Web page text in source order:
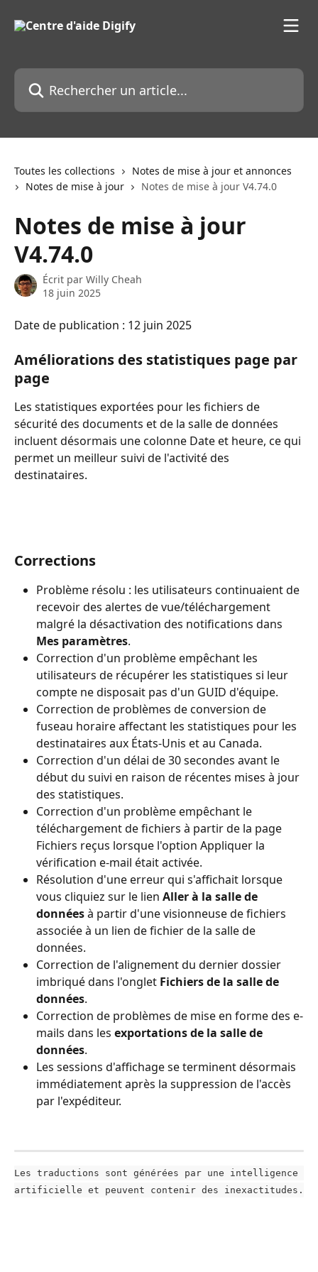
Rechercher un article...
Toutes les collections
Notes de mise à jour et annonces
Notes de mise à jour
Notes de mise à jour V4.74.0
Notes de mise à jour
V4.74.0
Écrit par Willy Cheah
18 juin 2025
Date de publication : 12 juin 2025
Améliorations des statistiques page par
page
Les statistiques exportées pour les fichiers de
sécurité des documents et de la salle de données
incluent désormais une colonne Date et heure, ce qui
permet un meilleur suivi de l'activité des
destinataires.
Corrections
Problème résolu : les utilisateurs continuaient de
recevoir des alertes de vue/téléchargement
malgré la désactivation des notifications dans
Mes paramètres.
Correction d'un problème empêchant les
utilisateurs de récupérer les statistiques si leur
compte ne disposait pas d'un GUID d'équipe.
Correction de problèmes de conversion de
fuseau horaire affectant les statistiques pour les
destinataires aux États-Unis et au Canada.
Correction d'un délai de 30 secondes avant le
début du suivi en raison de récentes mises à jour
des statistiques.
Correction d'un problème empêchant le
téléchargement de fichiers à partir de la page
Fichiers reçus lorsque l'option Appliquer la
vérification e-mail était activée.
Résolution d'une erreur qui s'affichait lorsque
vous cliquiez sur le lien Aller à la salle de
données à partir d'une visionneuse de fichiers
associée à un lien de fichier de la salle de
données.
Correction de l'alignement du dernier dossier
imbriqué dans l'onglet Fichiers de la salle de
données.
Correction de problèmes de mise en forme des e-
mails dans les exportations de la salle de
données.
Les sessions d'affichage se terminent désormais
immédiatement après la suppression de l'accès
par l'expéditeur.
Les traductions sont générées par une intelligence
artificielle et peuvent contenir des inexactitudes.